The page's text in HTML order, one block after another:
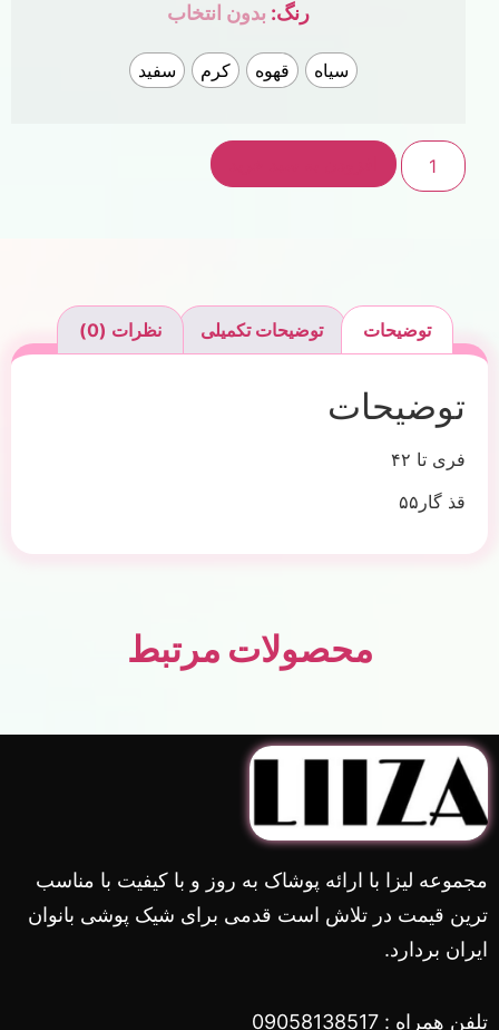
رنگ: بدون انتخاب
سیاه قهوه کرم سفید
توضیحات توضیحات تکمیلی نظرات (0)
توضیحات
فری تا ۴۲
قذ گار۵۵
محصولات مرتبط
مجموعه لیزا با ارائه پوشاک به روز و با کیفیت با مناسب
ترین قیمت در تلاش است قدمی برای شیک پوشی بانوان
ایران بردارد.
تلفن همراه : 09058138517